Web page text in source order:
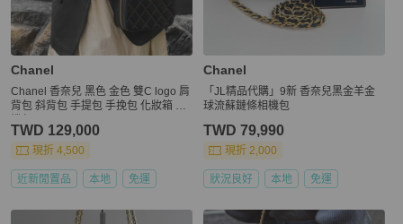
Chanel
Chanel 香奈兒 黑色 金色 雙C logo 肩
背包 斜背包 手提包 手挽包 化妝箱 相
TWD 129,000
現折 4,500
近新閒置品 本地 免運
Chanel
「JL精品代購」9新 香奈兒黑金羊金
球流蘇鏈條相機包
TWD 79,990
現折 2,000
狀況良好 本地 免運